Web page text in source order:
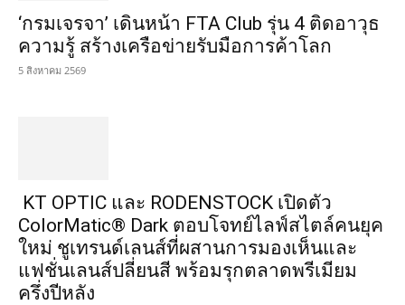
‘กรมเจรจา’ เดินหน้า FTA Club รุ่น 4 ติดอาวุธ
ความรู้ สร้างเครือข่ายรับมือการค้าโลก
5 สิงหาคม 2569
KT OPTIC และ RODENSTOCK เปิดตัว
ColorMatic® Dark ตอบโจทย์ไลฟ์สไตล์คนยุค
ใหม่ ชูเทรนด์เลนส์ที่ผสานการมองเห็นและ
แฟชั่นเลนส์ปลี่ยนสี พร้อมรุกตลาดพรีเมียม
ครึ่งปีหลัง